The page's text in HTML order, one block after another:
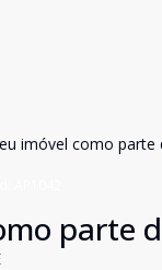
imóvel como parte
parte